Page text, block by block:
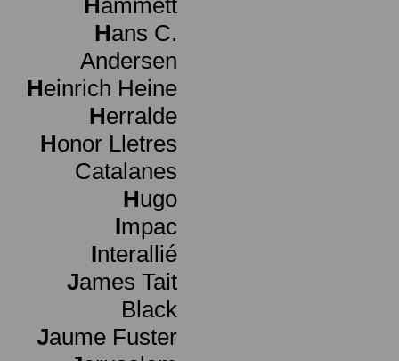
Hammett
Hans C.
Andersen
Heinrich Heine
Herralde
Honor Lletres
Catalanes
Hugo
Impac
Interallié
James Tait
Black
Jaume Fuster